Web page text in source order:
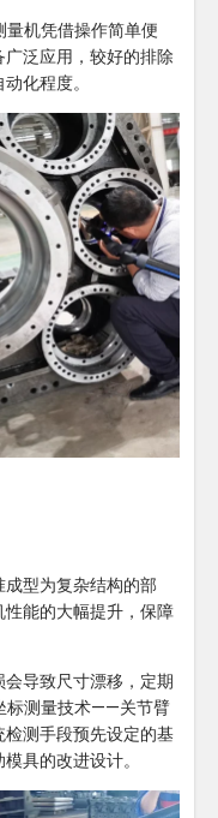
机凭借操作简单便
泛应用，较好的排除
化程度。
型为复杂结构的部
能的大幅提升，保障
导致尺寸漂移，定期
标测量技术——关节臂
测手段预先设定的基
具的改进设计。